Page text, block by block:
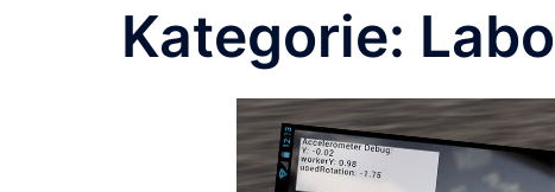
Kategorie: